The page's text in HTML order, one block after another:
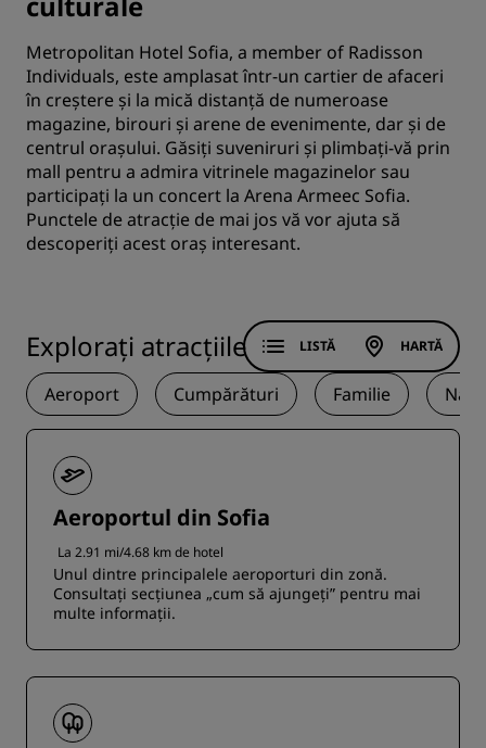
Metropolitan Hotel Sofia, a member of Radisson
Individuals, este amplasat într-un cartier de afaceri
în creștere și la mică distanță de numeroase
magazine, birouri și arene de evenimente, dar și de
centrul orașului. Găsiți suveniruri și plimbați-vă prin
mall pentru a admira vitrinele magazinelor sau
participați la un concert la Arena Armeec Sofia.
Punctele de atracție de mai jos vă vor ajuta să
descoperiți acest oraș interesant.
Explorați atracțiile
Aeroport Cumpărături Familie
LISTĂ HARTĂ
Aeroportul din Sofia
La 2.91 mi/4.68 km de hotel
Unul dintre principalele aeroporturi din zonă.
Consultați secțiunea „cum să ajungeți” pentru mai
multe informații.